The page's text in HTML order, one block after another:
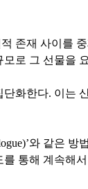
존재 사이를
로 그 선물을
화한다. 이는
와 같은
통해 계속